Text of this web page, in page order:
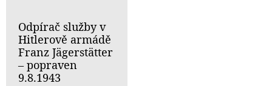
Odpírač služby v
Hitlerově armádě
Franz Jägerstätter
– popraven
9.8.1943